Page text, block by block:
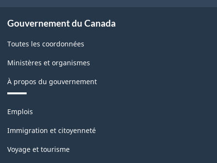
caractéristique
-
juin
ARCHIVÉ
Gouvernement du Canada
Toutes les coordonnées
Ministères et organismes
À propos du gouvernement
Thèmes
sujets
Emplois
Immigration et citoyenneté
Voyage et tourisme